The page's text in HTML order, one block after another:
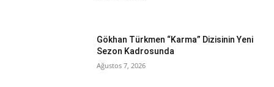
Gökhan Türkmen “Karma” Dizisinin Yeni
Sezon Kadrosunda
Ağustos 7, 2026